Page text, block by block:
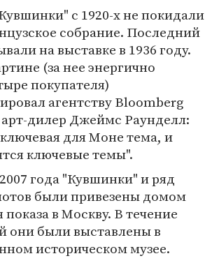
с 1920-х не покидали
собрание. Последний
на выставке в 1936 году.
(за нее энергично
покупателя)
агентству Bloomberg
дилер Джеймс Раунделл:
для Моне тема, и
ключевые темы".
года "Кувшинки" и ряд
были привезены домом
показа в Москву. В течение
они были выставлены в
историческом музее.